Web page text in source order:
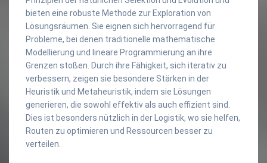
bieten eine robuste Methode zur Exploration von
Lösungsräumen. Sie eignen sich hervorragend für
Probleme, bei denen traditionelle mathematische
Modellierung und lineare Programmierung an ihre
Grenzen stoßen. Durch ihre Fähigkeit, sich iterativ zu
verbessern, zeigen sie besondere Stärken in der
Heuristik und Metaheuristik, indem sie Lösungen
generieren, die sowohl effektiv als auch effizient sind.
Dies ist besonders nützlich in der Logistik, wo sie helfen,
Routen zu optimieren und Ressourcen besser zu
verteilen.